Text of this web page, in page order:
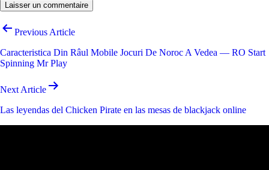
Navigation
l’article
Previous Article
Caracteristica Din Râul Mobile Jocuri De Noroc A Vedea — RO Start
Spinning Mr Play
Next Article
Las leyendas del Chicken Pirate en las mesas de blackjack online